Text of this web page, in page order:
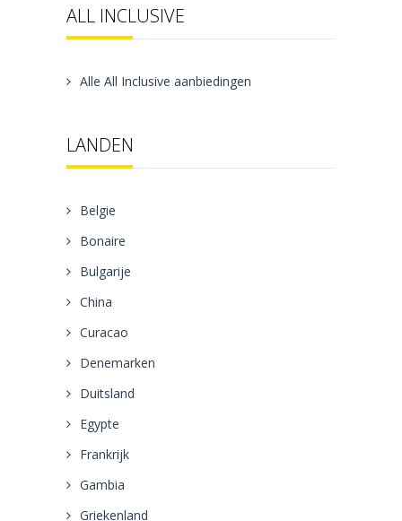
ALL INCLUSIVE
Alle All Inclusive aanbiedingen
LANDEN
Belgie
Bonaire
Bulgarije
China
Curacao
Denemarken
Duitsland
Egypte
Frankrijk
Gambia
Griekenland